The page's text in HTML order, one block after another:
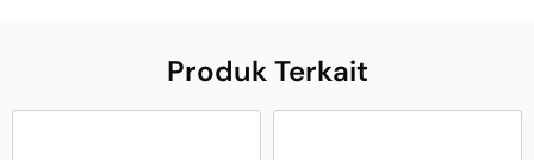
Produk Terkait